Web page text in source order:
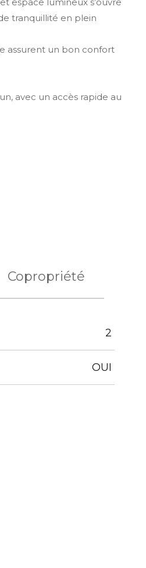
tranquillité en plein
assurent un bon confort
avec un accès rapide au
Copropriété
2
OUI